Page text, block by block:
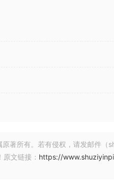
著所有。若有侵权，请发邮件
文链接： https://